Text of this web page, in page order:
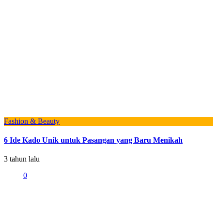
Fashion & Beauty
6 Ide Kado Unik untuk Pasangan yang Baru Menikah
3 tahun lalu
0